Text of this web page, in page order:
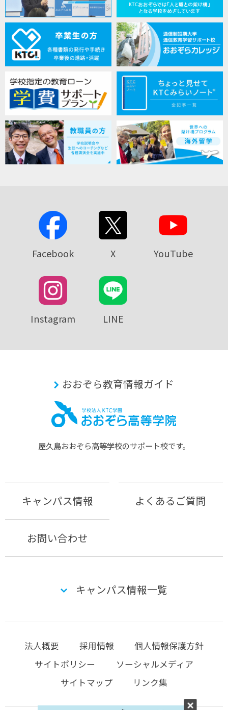
Facebook X YouTube
Instagram LINE
おおぞら教育情報ガイド
屋久島おおぞら⾼等学校のサポート校です。
キャンパス情報 よくあるご質問
お問い合わせ
キャンパス情報一覧
法人概要 採用情報
個人情報保護方針
サイトポリシー
ソーシャルメディア
サイトマップ
リンク集